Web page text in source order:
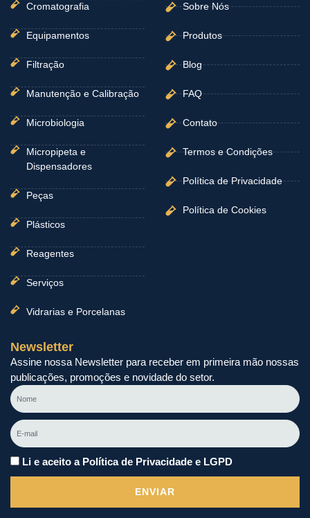
Cromatografia
Equipamentos
Filtração
Manutenção e Calibração
Microbiologia
Micropipeta e
Dispensadores
Peças
Plásticos
Reagentes
Serviços
Vidrarias e Porcelanas
Sobre Nós
Produtos
Blog
FAQ
Contato
Termos e Condições
Política de Privacidade
Política de Cookies
Newsletter
Assine nossa Newsletter para receber em primeira mão nossas
publicações, promoções e novidade do setor.
Nome
E-
mail
Li e aceito a Política de Privacidade e LGPD
ENVIAR